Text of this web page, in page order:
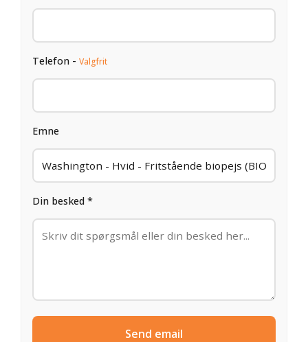
Telefon - Valgfrit
Emne
Din besked *
Send email